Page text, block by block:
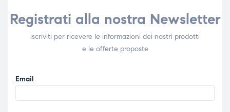
Registrati alla nostra Newsletter
iscriviti per ricevere le informazioni dei nostri prodotti
e le offerte proposte
Email